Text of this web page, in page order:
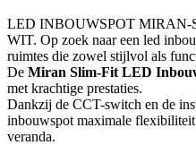
LED INBOUWSPOT MIRAN-
WIT. Op zoek naar een led
ruimtes die zowel stijlvol als
De Miran Slim-Fit LED
met krachtige prestaties.
Dankzij de CCT-switch en de
inbouwspot maximale
veranda.